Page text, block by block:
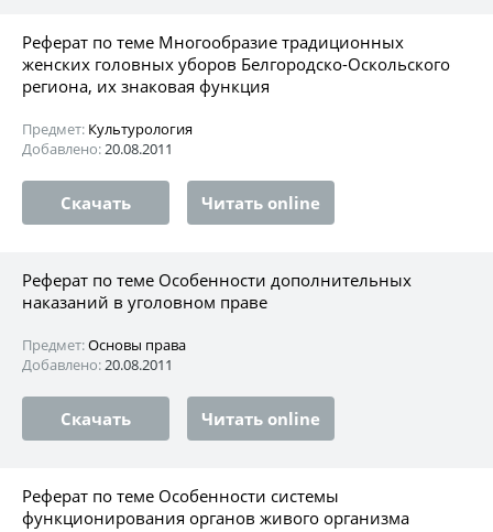
Реферат по теме Многообразие традиционных
женских головных уборов Белгородско-Оскольского
региона, их знаковая функция
Предмет: Культурология
Добавлено:20.08.2011
Скачать Читать online
Реферат по теме Особенности дополнительных
наказаний в уголовном праве
Предмет:Основы права
Добавлено:20.08.2011
Скачать Читать online
Реферат по теме Особенности системы
функционирования органов живого организма